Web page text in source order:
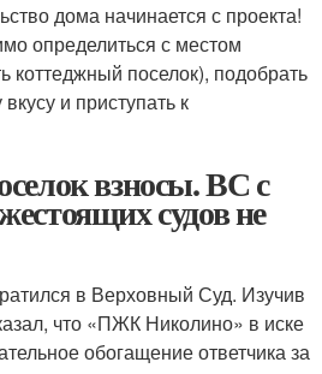
дома начинается с проекта!
определиться с местом
коттеджный поселок), подобрать
и приступать к
взносы. ВС с
судов не
в Верховный Суд. Изучив
что «ПЖК Николино» в иске
обогащение ответчика за